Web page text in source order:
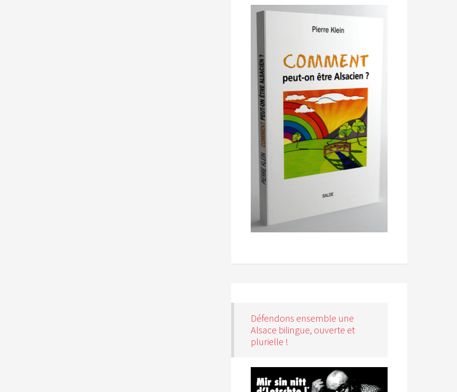
Défendons ensemble une
Alsace bilingue, ouverte et
plurielle !